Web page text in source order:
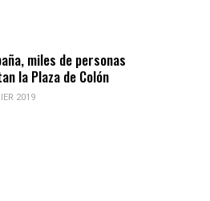
miles de personas
la Plaza de Colón
2019